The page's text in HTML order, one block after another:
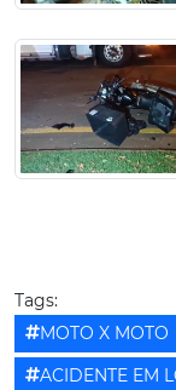
Tags:
MOTO X MOTO
ACIDENTE EM